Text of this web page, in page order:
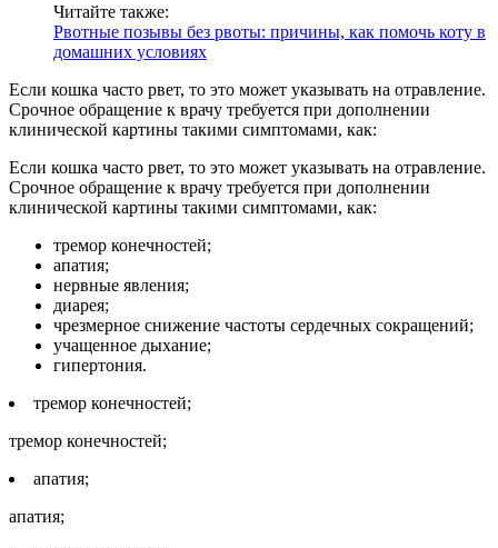
Читайте также:
Рвотные позывы без рвоты: причины, как помочь коту в
домашних условиях
Если кошка часто рвет, то это может указывать на отравление.
Срочное обращение к врачу требуется при дополнении
клинической картины такими симптомами, как:
Если кошка часто рвет, то это может указывать на отравление.
Срочное обращение к врачу требуется при дополнении
клинической картины такими симптомами, как:
тремор конечностей;
апатия;
нервные явления;
диарея;
чрезмерное снижение частоты сердечных сокращений;
учащенное дыхание;
гипертония.
тремор конечностей;
тремор конечностей;
апатия;
апатия;